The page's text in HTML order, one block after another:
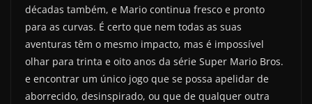
décadas também, e Mario continua fresco e pronto
para as curvas. É certo que nem todas as suas
aventuras têm o mesmo impacto, mas é impossível
olhar para trinta e oito anos da série Super Mario Bros.
e encontrar um único jogo que se possa apelidar de
aborrecido, desinspirado, ou que de qualquer outra